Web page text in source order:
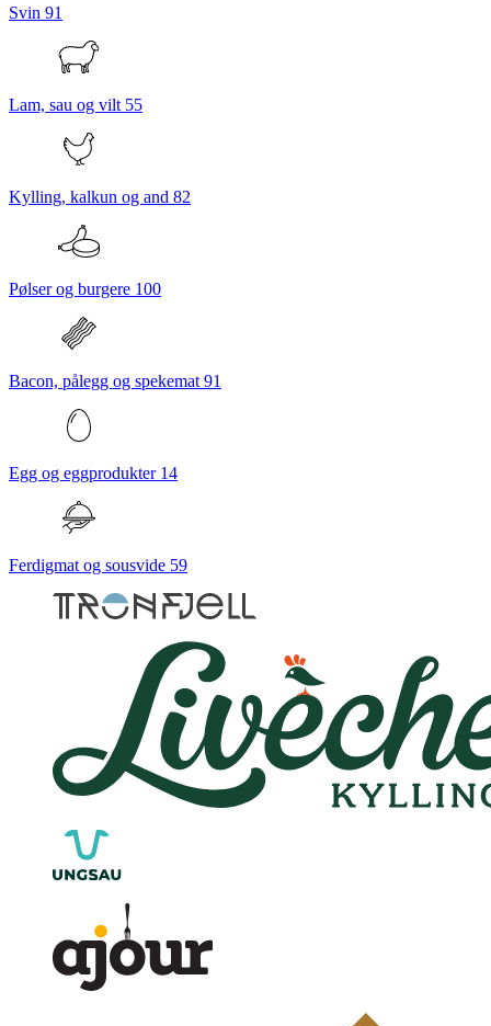
Svin 91
Lam, sau og vilt 55
Kylling, kalkun og and 82
Pølser og burgere 100
Bacon, pålegg og spekemat 91
Egg og eggprodukter 14
Ferdigmat og sousvide 59